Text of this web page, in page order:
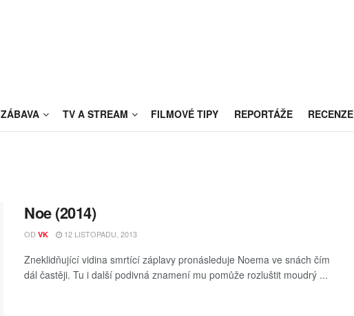
ZÁBAVA TV A STREAM FILMOVÉ TIPY REPORTÁŽE RECENZE
Noe (2014)
OD VK 12 LISTOPADU, 2013
Zneklidňující vidina smrtící záplavy pronásleduje Noema ve snách čím
dál častěji. Tu i další podivná znamení mu pomůže rozluštit moudrý ...